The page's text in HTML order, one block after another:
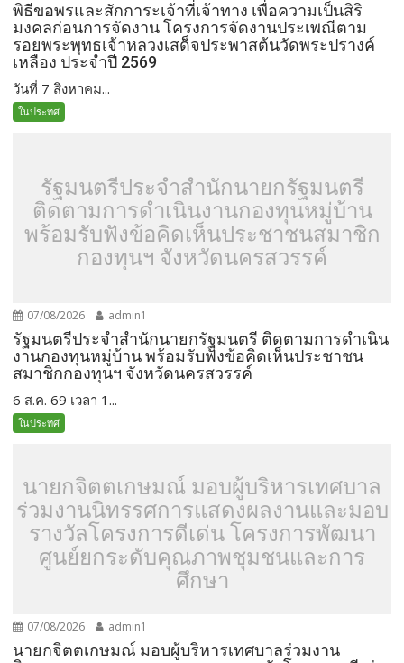
พิธีขอพรและสักการะเจ้าที่เจ้าทาง เพื่อความเป็นสิริ
มงคลก่อนการจัดงาน โครงการจัดงานประเพณีตาม
รอยพระพุทธเจ้าหลวงเสด็จประพาสต้นวัดพระปรางค์
เหลือง ประจำปี 2569
วันที่ 7 สิงหาคม...
ในประทศ
รัฐมนตรีประจำสำนักนายกรัฐมนตรี
ติดตามการดำเนินงานกองทุนหมู่บ้าน
พร้อมรับฟังข้อคิดเห็นประชาชนสมาชิก
กองทุนฯ จังหวัดนครสวรรค์
07/08/2026 admin1
รัฐมนตรีประจำสำนักนายกรัฐมนตรี ติดตามการดำเนิน
งานกองทุนหมู่บ้าน พร้อมรับฟังข้อคิดเห็นประชาชน
สมาชิกกองทุนฯ จังหวัดนครสวรรค์
6 ส.ค. 69 เวลา 1...
ในประทศ
นายกจิตตเกษมณ์ มอบผู้บริหารเทศบาล
ร่วมงานนิทรรศการแสดงผลงานและมอบ
รางวัลโครงการดีเด่น โครงการพัฒนา
ศูนย์ยกระดับคุณภาพชุมชนและการ
ศึกษา
07/08/2026 admin1
นายกจิตตเกษมณ์ มอบผู้บริหารเทศบาลร่วมงาน